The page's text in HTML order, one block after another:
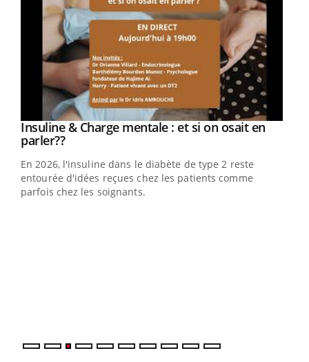
Youtube
Insuline & Charge mentale : et si on osait en
parler??Youtube
En 2026, l'insuline dans le diabète de type 2 reste
entourée d'idées reçues chez les patients comme
parfois chez les soignants.
Youtube
Eczéma Chronique des Mains : se préparer
pour l’été ! Youtube
L'été arrive… et avec lui, un tout nouveau rythme de vie !
Vacances, plage, piscine, soleil, activités en plein air…
Nos mains sont ...